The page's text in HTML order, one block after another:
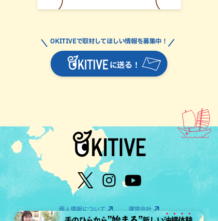
に送る！
OKITIVEで取材してほしい情報を募集中！
個人情報について 運営会社